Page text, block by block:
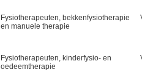
Fysiotherapeuten, bekkenfysiotherapie
en manuele therapie
Fysiotherapeuten, kinderfysio- en
oedeemtherapie